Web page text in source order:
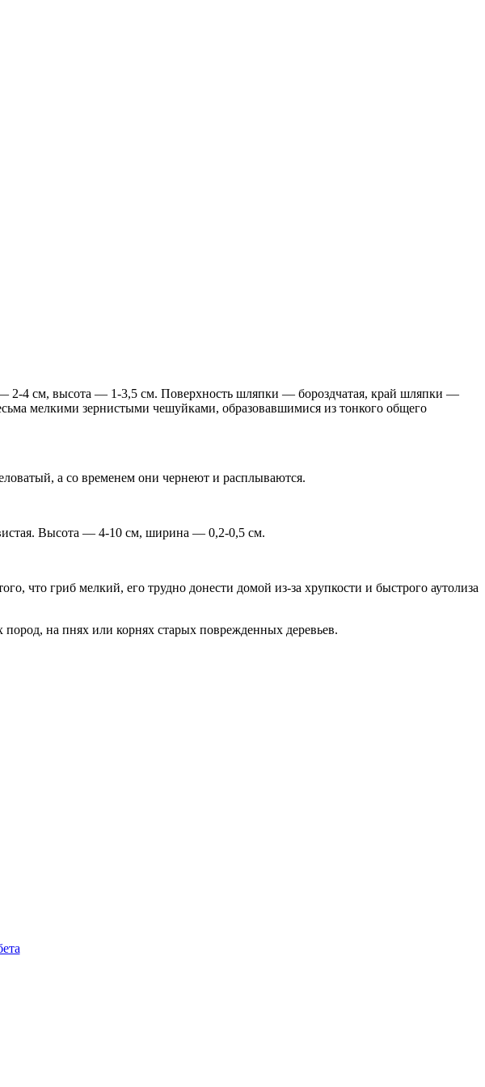
2-4 см, высота — 1-3,5 см. Поверхность шляпки — бороздчатая, край шляпки —
мелкими зернистыми чешуйками, образовавшимися из тонкого общего
а со временем они чернеют и расплываются.
Высота — 4-10 см, ширина — 0,2-0,5 см.
что гриб мелкий, его трудно донести домой из-за хрупкости и быстрого аутолиза
на пнях или корнях старых поврежденных деревьев.